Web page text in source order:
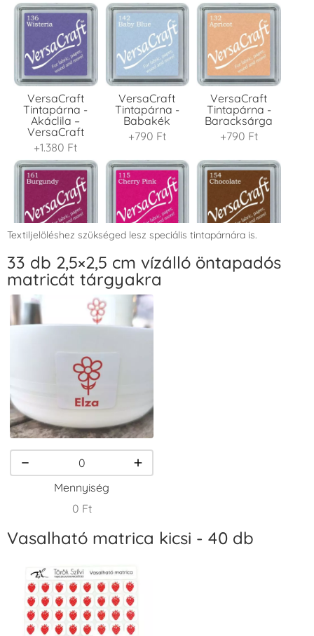
VersaCraft
Tintapárna -
Akáclila –
VersaCraft
+1.380 Ft
VersaCraft
Tintapárna -
Babakék
+790 Ft
VersaCraft
Tintapárna -
Baracksárga
+790 Ft
VersaCraft
Tintapárna -
Bordó
+1.380 Ft
VersaCraft
Tintapárna -
Cseresznyeszín
+1.380 Ft
VersaCraft
Tintapárna -
VersaCraft
Tintapárna -
Erdőzöld
+790 Ft
VersaCraft
Tintapárna -
Fekete
+1.380 Ft
VersaCraft
Gránátalma
+790 Ft
VersaCraft
Homokbarna
+1.380 Ft
VersaCraft
Textiljelöléshez szükséged lesz speciális tintapárnára is.
33 db 2,5×2,5 cm vízálló öntapadós
matricát tárgyakra
Mennyiség
0 Ft
Vasalható matrica kicsi - 40 db